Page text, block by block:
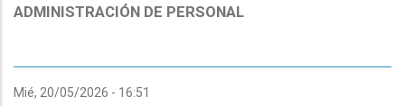
ADMINISTRACIÓN DE PERSONAL
Mié, 20/05/2026 - 16:51